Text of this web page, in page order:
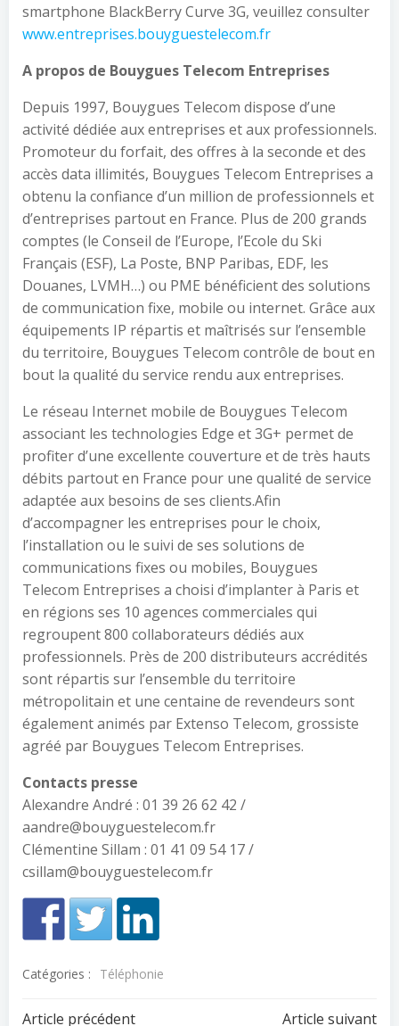
smartphone BlackBerry Curve 3G, veuillez consulter
www.entreprises.bouyguestelecom.fr
A propos de Bouygues Telecom Entreprises
Depuis 1997, Bouygues Telecom dispose d’une
activité dédiée aux entreprises et aux professionnels.
Promoteur du forfait, des offres à la seconde et des
accès data illimités, Bouygues Telecom Entreprises a
obtenu la confiance d’un million de professionnels et
d’entreprises partout en France. Plus de 200 grands
comptes (le Conseil de l’Europe, l’Ecole du Ski
Français (ESF), La Poste, BNP Paribas, EDF, les
Douanes, LVMH…) ou PME bénéficient des solutions
de communication fixe, mobile ou internet. Grâce aux
équipements IP répartis et maîtrisés sur l’ensemble
du territoire, Bouygues Telecom contrôle de bout en
bout la qualité du service rendu aux entreprises.
Le réseau Internet mobile de Bouygues Telecom
associant les technologies Edge et 3G+ permet de
profiter d’une excellente couverture et de très hauts
débits partout en France pour une qualité de service
adaptée aux besoins de ses clients.Afin
d’accompagner les entreprises pour le choix,
l’installation ou le suivi de ses solutions de
communications fixes ou mobiles, Bouygues
Telecom Entreprises a choisi d’implanter à Paris et
en régions ses 10 agences commerciales qui
regroupent 800 collaborateurs dédiés aux
professionnels. Près de 200 distributeurs accrédités
sont répartis sur l’ensemble du territoire
métropolitain et une centaine de revendeurs sont
également animés par Extenso Telecom, grossiste
agréé par Bouygues Telecom Entreprises.
Contacts presse
Alexandre André : 01 39 26 62 42 /
aandre@bouyguestelecom.fr
Clémentine Sillam : 01 41 09 54 17 /
csillam@bouyguestelecom.fr
Catégories : Téléphonie
Article précédent Article suivant